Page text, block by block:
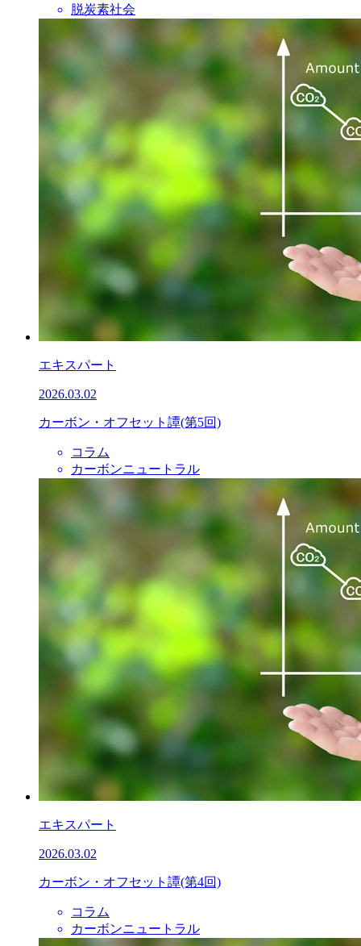
脱炭素社会
エキスパート
2026.03.02
カーボン・オフセット譚(第5回)
コラム
カーボンニュートラル
エキスパート
2026.03.02
カーボン・オフセット譚(第4回)
コラム
カーボンニュートラル